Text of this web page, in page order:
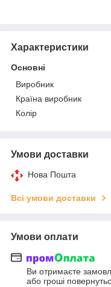
Характеристики
Основні
Виробник
Країна виробник
Колір
Умови доставки
Нова Пошта
Всі умови доставки
Умови оплати
Ви отримаєте
або гроші